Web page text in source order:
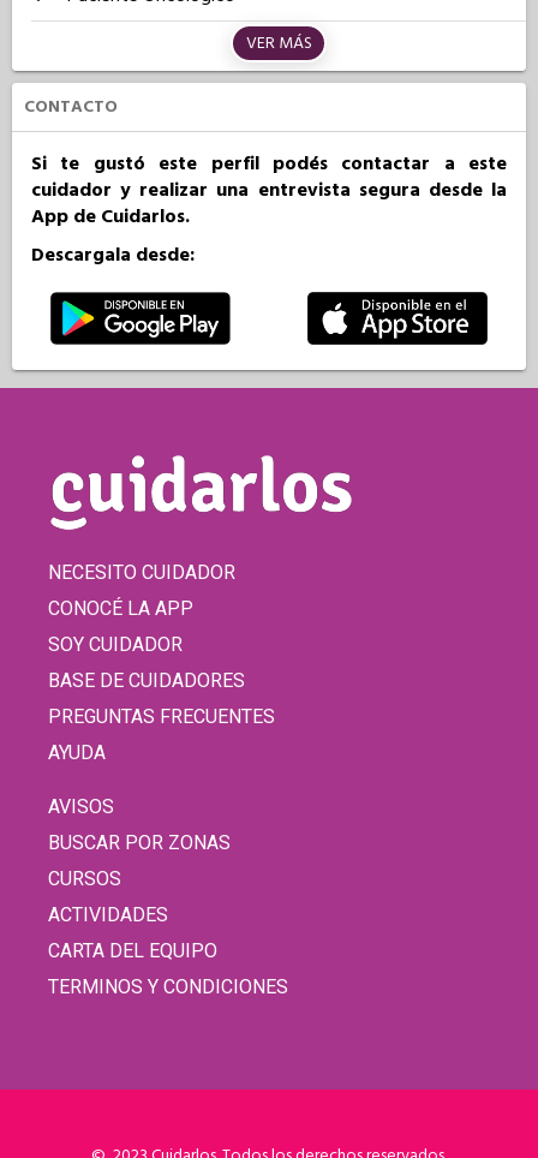
VER MÁS
CONTACTO
Si te gustó este perfil podés contactar a este
cuidador y realizar una entrevista segura desde la
App de Cuidarlos.
Descargala desde:
NECESITO CUIDADOR
CONOCÉ LA APP
SOY CUIDADOR
BASE DE CUIDADORES
PREGUNTAS FRECUENTES
AYUDA
AVISOS
BUSCAR POR ZONAS
CURSOS
ACTIVIDADES
CARTA DEL EQUIPO
TERMINOS Y CONDICIONES